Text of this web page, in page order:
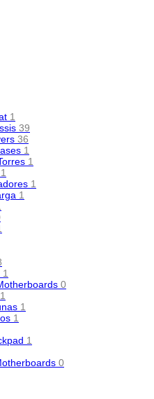
1
39
36
1
1
1
1
1
1
0
1
1
1
1
0